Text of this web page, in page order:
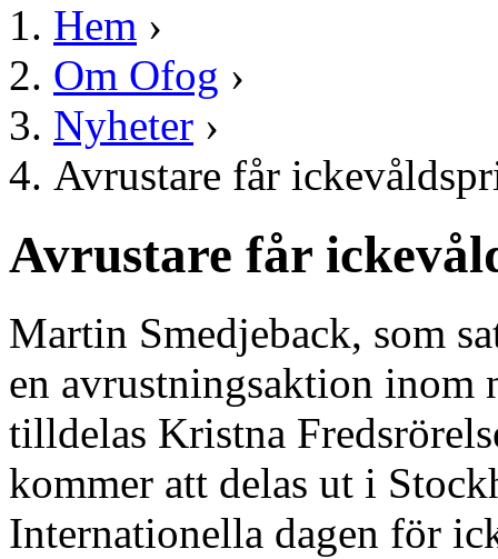
Hem ›
Om Ofog ›
Nyheter ›
Avrustare får
Avrustare får
Martin Smedjeback, som
en avrustningsaktion inom
tilldelas Kristna
kommer att delas ut i
Internationella dagen för